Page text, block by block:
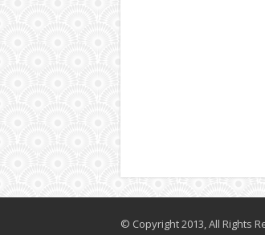
© Copyright 2013, All Rights